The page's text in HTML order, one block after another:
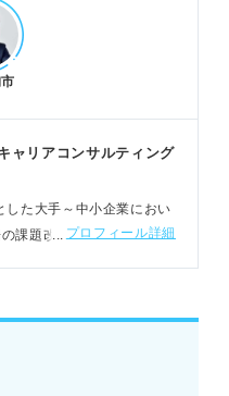
明確に伝える。
るかをアピールする。
伝え、説得力を高める
コツ
ピソードで差別化す
と関連付け独自性を出
ャリアコンサルティング
た大手～中小企業におい
課題改善を支援。若者自
プロフィール詳細